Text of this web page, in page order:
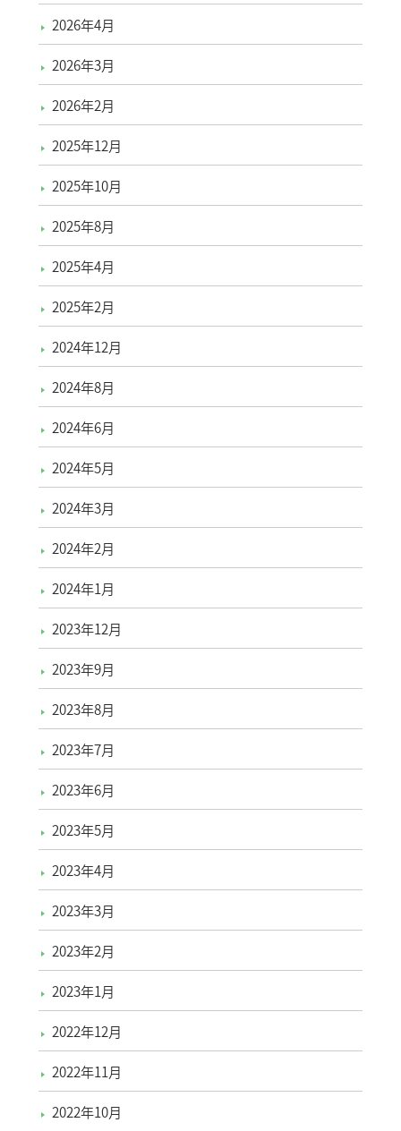
2026年4月
2026年3月
2026年2月
2025年12月
2025年10月
2025年8月
2025年4月
2025年2月
2024年12月
2024年8月
2024年6月
2024年5月
2024年3月
2024年2月
2024年1月
2023年12月
2023年9月
2023年8月
2023年7月
2023年6月
2023年5月
2023年4月
2023年3月
2023年2月
2023年1月
2022年12月
2022年11月
2022年10月